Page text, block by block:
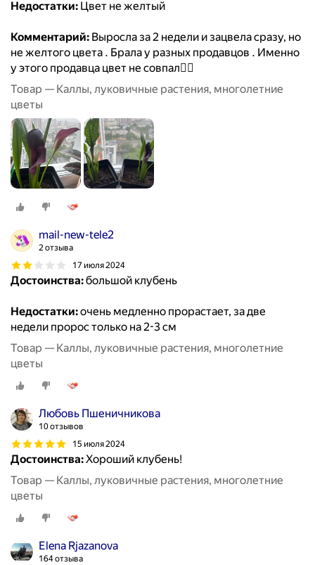
Недостатки: Цвет не желтый
Комментарий: Выросла за 2 недели и зацвела сразу, но
не желтого цвета . Брала у разных продавцов . Именно
у этого продавца цвет не совпал🤷‍♀️
Товар — Каллы, луковичные растения, многолетние
цветы
mail-new-tele2
2 отзыва
17 июля 2024
Достоинства:большой клубень
Недостатки:очень медленно прорастает, за две
недели пророс только на 2-3 см
Товар — Каллы, луковичные растения, многолетние
цветы
Любовь Пшеничникова
10 отзывов
15 июля 2024
Достоинства:Хороший клубень!
Товар — Каллы, луковичные растения, многолетние
цветы
Elena Rjazanova
164 отзыва